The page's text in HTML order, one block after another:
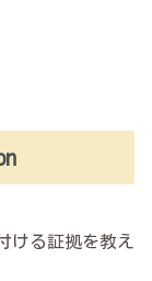
ける証拠を教え